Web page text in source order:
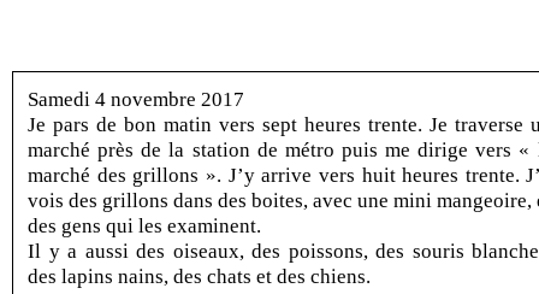
Samedi 4 novembre 2017
Je pars de bon matin vers sept heures trente. Je traverse
marché près de la station de métro puis me dirige vers «
marché des grillons ». J’y arrive vers huit heures trente.
vois des grillons dans des boites, avec une mini mangeoire,
des gens qui les examinent.
Il y a aussi des oiseaux, des poissons, des souris
des lapins nains, des chats et des chiens.